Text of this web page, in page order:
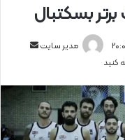
بسکتبال
مدیر سایت
ا
ل
ا